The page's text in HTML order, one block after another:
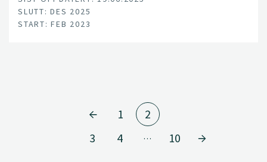
SLUTT: DES 2025
START: FEB 2023
1
2
3
4 … 10